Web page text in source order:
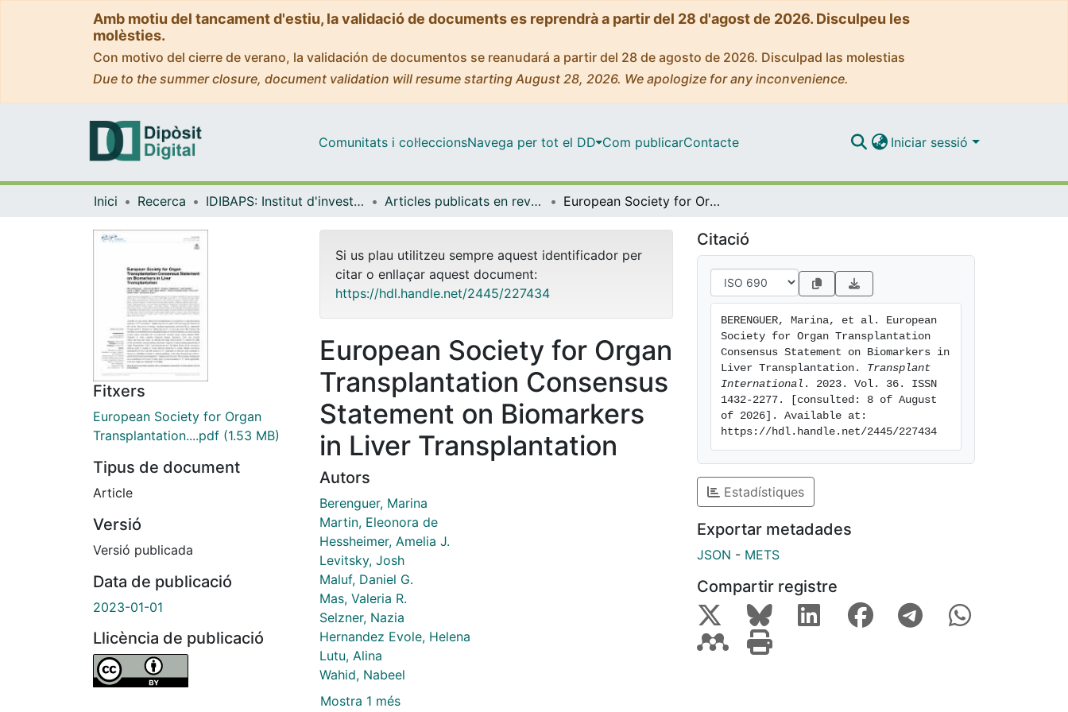
Amb motiu del tancament d'estiu, la validació de documents es reprendrà a partir del 28 d'agost de 2026. Disculpeu les
molèsties.
Con motivo del cierre de verano, la validación de documentos se reanudará a partir del 28 de agosto de 2026. Disculpad las molestias
Due to the summer closure, document validation will resume starting August 28, 2026. We apologize for any inconvenience.
Comunitats i col·leccionsNavega per tot el DD Com publicarContacte Iniciar sessió
Inici Recerca IDIBAPS: Institut d'investigacions Biomèdiques August Pi i Sunyer Articles publicats en revistes (IDIBAPS: Institut d'investigacions Biomèdiques August Pi i Sunyer) European Society for Organ Transplantation Consensus Statement on Biomarkers in Liver Transplantation
Fitxers
European Society for Organ
Transplantation....pdf (1.53 MB)
Tipus de document
Article
Versió
Versió publicada
Data de publicació
2023-01-01
Llicència de publicació
Si us plau utilitzeu sempre aquest identificador per
citar o enllaçar aquest document:
https://hdl.handle.net/2445/227434
European Society for Organ
Transplantation Consensus
Statement on Biomarkers
in Liver Transplantation
Autors
Berenguer, Marina
Martin, Eleonora de
Hessheimer, Amelia J.
Levitsky, Josh
Maluf, Daniel G.
Mas, Valeria R.
Selzner, Nazia
Hernandez Evole, Helena
Lutu, Alina
Wahid, Nabeel
Mostra 1 més
Citació
BERENGUER, Marina, et al. European
Society for Organ Transplantation
Consensus Statement on Biomarkers in
Liver Transplantation. Transplant
International . 2023. Vol. 36. ISSN
1432-2277. [consulted: 8 of August
of 2026]. Available at:
https://hdl.handle.net/2445/227434
Estadístiques
Exportar metadades
JSON - METS
Compartir registre